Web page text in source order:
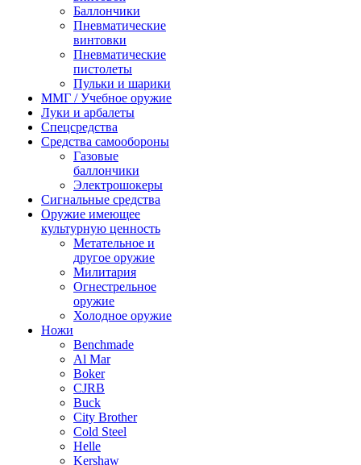
Баллончики
Пневматические
винтовки
Пневматические
пистолеты
Пульки и шарики
ММГ / Учебное оружие
Луки и арбалеты
Спецсредства
Средства самообороны
Газовые
баллончики
Электрошокеры
Сигнальные средства
Оружие имеющее
культурную ценность
Метательное и
другое оружие
Милитария
Огнестрельное
оружие
Холодное оружие
Ножи
Benchmade
Al Mar
Boker
CJRB
Buck
City Brother
Cold Steel
Helle
Kershaw